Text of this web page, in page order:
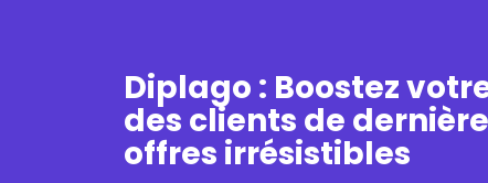
Diplago : Boostez
des clients de
offres irrésistibles